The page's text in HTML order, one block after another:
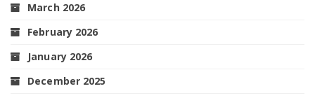
March 2026
February 2026
January 2026
December 2025